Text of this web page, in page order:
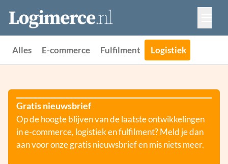
Vacatures
Events
Alles E-commerce Fulfilment Logistiek
Gratis nieuwsbrief
Op de hoogte blijven van de laatste ontwikkelingen
in e-commerce, logistiek en fulfilment? Meld je dan
aan voor onze gratis nieuwsbrief en mis niets meer.